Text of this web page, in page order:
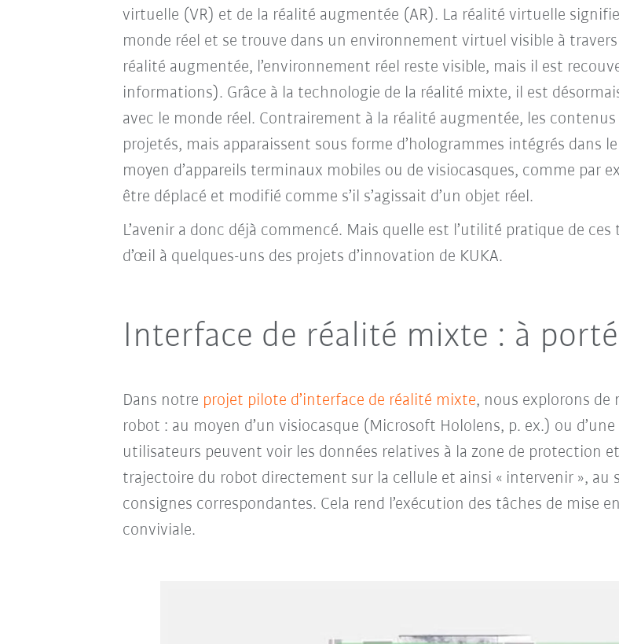
virtuelle (VR) et de la réalité augmentée (AR). La réalité virtuelle
monde réel et se trouve dans un environnement virtuel visible à
réalité augmentée, l’environnement réel reste visible, mais il est
informations). Grâce à la technologie de la réalité mixte, il est
avec le monde réel. Contrairement à la réalité augmentée, les
projetés, mais apparaissent sous forme d’hologrammes intégrés dans
moyen d’appareils terminaux mobiles ou de visiocasques, comme par
être déplacé et modifié comme s’il s’agissait d’un objet réel.
L’avenir a donc déjà commencé. Mais quelle est l’utilité pratique de
d’œil à quelques-uns des projets d’innovation de KUKA.
Interface de réalité mixte : à
Dans notre projet pilote d’interface de réalité mixte, nous explorons de
robot : au moyen d’un visiocasque (Microsoft Hololens, p. ex.) ou
utilisateurs peuvent voir les données relatives à la zone de protection
trajectoire du robot directement sur la cellule et ainsi « intervenir », au
consignes correspondantes. Cela rend l’exécution des tâches de mise
conviviale.